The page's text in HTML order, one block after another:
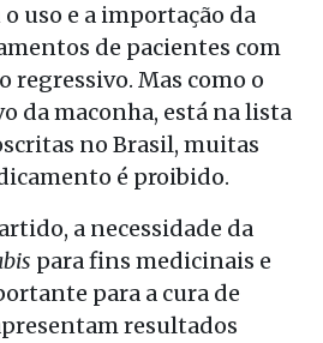
uso e a importação da
de pacientes com
regressivo. Mas como o
da maconha, está na lista
no Brasil, muitas
é proibido.
a necessidade da
para fins medicinais e
para a cura de
resultados